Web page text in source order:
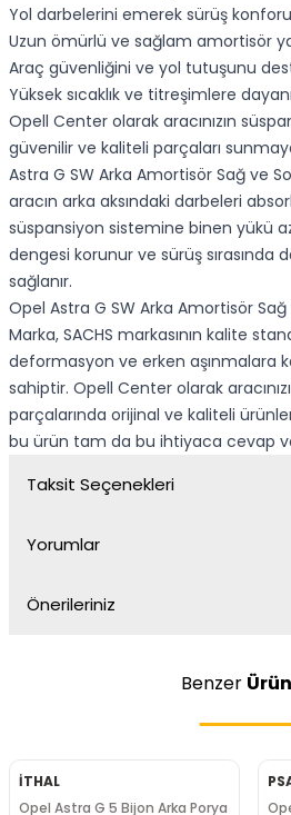
Yol darbelerini emerek sürüş
Uzun ömürlü ve sağlam amortisör
Araç güvenliğini ve yol tutuşunu
Yüksek sıcaklık ve titreşimlere
Opell Center olarak aracınızın
güvenilir ve kaliteli parçaları
Astra G SW Arka Amortisör Sağ ve
aracın arka aksındaki darbeleri
süspansiyon sistemine binen yükü
dengesi korunur ve sürüş sırasında
sağlanır.
Opel Astra G SW Arka Amortisör Sağ
Marka, SACHS markasının kalite
deformasyon ve erken aşınmalara
sahiptir. Opell Center olarak
parçalarında orijinal ve kaliteli
bu ürün tam da bu ihtiyaca cevap
Taksit Seçenekleri
Yorumlar
Önerileriniz
Benzer
İTHAL
Opel Astra G 5 Bijon Arka Porya